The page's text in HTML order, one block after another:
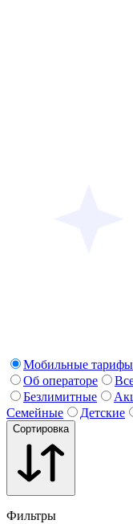
Мобильные тарифы
Об операторе
Безлимитные
Семейные
Детские
Сортировка
Фильтры